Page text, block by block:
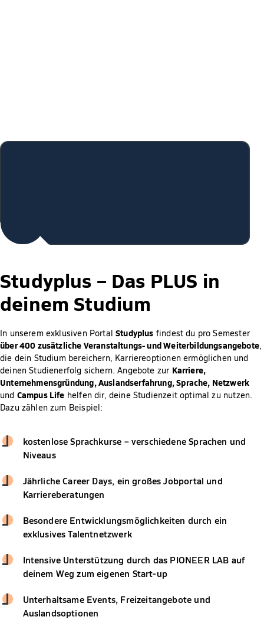
Studyplus – Das PLUS in
deinem Studium
In unserem exklusiven PortalStudyplus findest du pro Semester
über 400 zusätzliche Veranstaltungs- und Weiterbildungsangebote,
die dein Studium bereichern, Karriereoptionen ermöglichen und
deinen Studienerfolg sichern. Angebote zur Karriere,
Unternehmensgründung, Auslandserfahrung, Sprache, Netzwerk
und Campus Life helfen dir, deine Studienzeit optimal zu nutzen.
Dazu zählen zum Beispiel:
kostenlose Sprachkurse – verschiedene Sprachen und
Niveaus
Jährliche Career Days, ein großes Jobportal und
Karriereberatungen
Besondere Entwicklungsmöglichkeiten durch ein
exklusives Talentnetzwerk
Intensive Unterstützung durch das PIONEER LAB auf
deinem Weg zum eigenen Start-up
Unterhaltsame Events, Freizeitangebote und
Auslandsoptionen